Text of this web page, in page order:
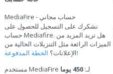
MediaFire - حساب مجاني
نشكرك على التسجيل للحصول على
حساب Mediafire. هل تريد المزيد من
الميزات الرائعة مثل التنزيلات الخالية من
الإعلانات؟الخطة المدفوعة!
مستخدم MediaFire لـ:450 يوما